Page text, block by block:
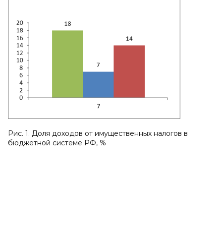
Рис. 1. Доля доходов от имущественных налогов в
бюджетной системе РФ, %